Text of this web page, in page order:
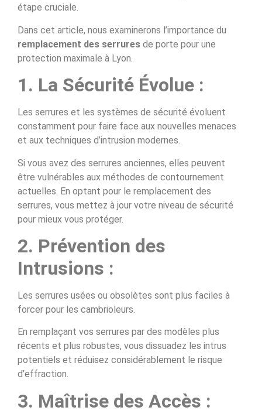
étape cruciale.
Dans cet article, nous examinerons l’importance du
remplacement des serrures de porte pour une
protection maximale à Lyon.
1. La Sécurité Évolue :
Les serrures et les systèmes de sécurité évoluent
constamment pour faire face aux nouvelles menaces
et aux techniques d’intrusion modernes.
Si vous avez des serrures anciennes, elles peuvent
être vulnérables aux méthodes de contournement
actuelles. En optant pour le remplacement des
serrures, vous mettez à jour votre niveau de sécurité
pour mieux vous protéger.
2. Prévention des
Intrusions :
Les serrures usées ou obsolètes sont plus faciles à
forcer pour les cambrioleurs.
En remplaçant vos serrures par des modèles plus
récents et plus robustes, vous dissuadez les intrus
potentiels et réduisez considérablement le risque
d’effraction.
3. Maîtrise des Accès :